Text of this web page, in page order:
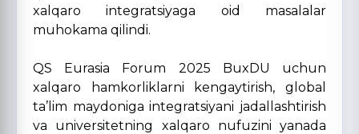
xalqaro integratsiyaga oid masalalar
muhokama qilindi.
QS Eurasia Forum 2025 BuxDU uchun
xalqaro hamkorliklarni kengaytirish, global
ta’lim maydoniga integratsiyani jadallashtirish
va universitetning xalqaro nufuzini yanada